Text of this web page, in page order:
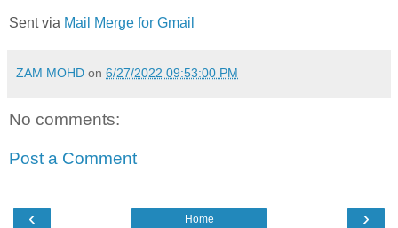
Sent via Mail Merge for Gmail
ZAM MOHD on 6/27/2022 09:53:00 PM
No comments:
Post a Comment
‹ ›
Home